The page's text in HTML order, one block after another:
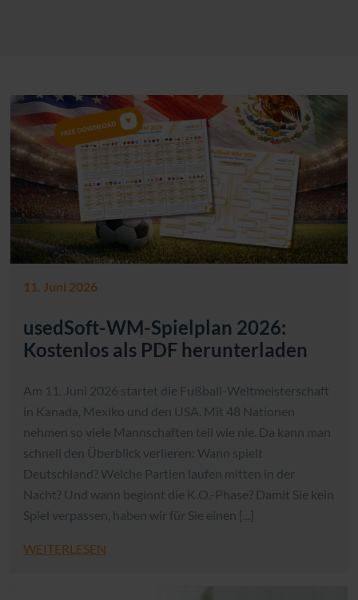
11. Juni 2026
usedSoft-WM-Spielplan 2026:
Kostenlos als PDF herunterladen
Am 11. Juni 2026 startet die Fußball-Weltmeisterschaft
in Kanada, Mexiko und den USA. Mit 48 Nationen
nehmen so viele Mannschaften teil wie nie. Da kann man
schnell den Überblick verlieren: Wann spielt
Deutschland? Welche Partien laufen mitten in der
Nacht? Und wann beginnt die K.O.-Phase? Damit Sie kein
Spiel verpassen, haben wir für Sie einen [...]
WEITERLESEN